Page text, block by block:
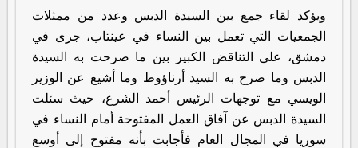
ويؤكد لقاء جمع بين السيدة الدبس وعدد من ممثلات
الجمعيات التي تعمل بين النساء في عينتاب، جرى في
دمشق، على التناقض الكبير بين ما صرحت به السيدة
الدبس وما صرح به السيد أرناؤوط وما أشيع عن الوزير
الويسي مع توجهات الرئيس أحمد الشرع، حيث سئلت
السيدة الدبس عن آفاق العمل المفتوحة أمام النساء في
سوريا في المجال العام فأجابت بأنه مفتوح إلى أوسع